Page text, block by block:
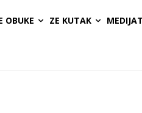
OBUKE ZE KUTAK